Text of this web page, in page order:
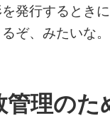
発行するとき
ぞ、みたいな。
理の